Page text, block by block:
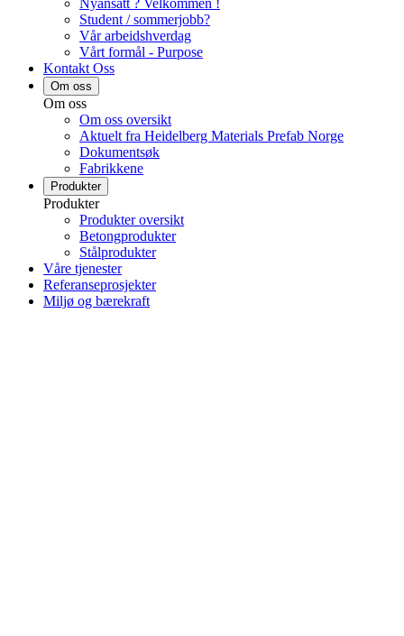
Nyansatt ? Velkommen !
Student / sommerjobb?
Vår arbeidshverdag
Vårt formål - Purpose
Kontakt Oss
Om oss
Om oss
Om oss oversikt
Aktuelt fra Heidelberg Materials Prefab Norge
Dokumentsøk
Fabrikkene
Produkter
Produkter
Produkter oversikt
Betongprodukter
Stålprodukter
Våre tjenester
Referanseprosjekter
Miljø og bærekraft